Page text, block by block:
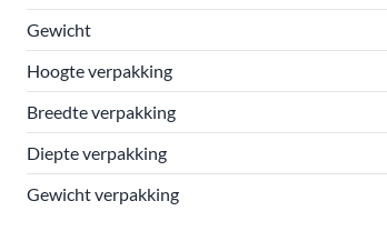
Gewicht
Hoogte verpakking
Breedte verpakking
Diepte verpakking
Gewicht verpakking